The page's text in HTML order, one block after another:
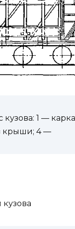
кузова: 1 —
крыши; 4 —